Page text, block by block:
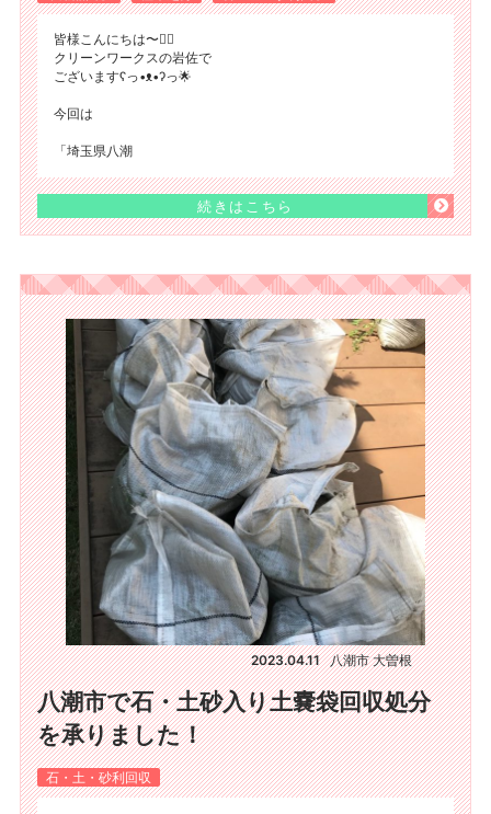
皆様こんにちは〜🙂‍↕️
クリーンワークスの岩佐で
ございますʕ⁠っ⁠•⁠ᴥ⁠•⁠ʔ⁠っ🌟
今回は
「埼玉県八潮
続きはこちら
2023.04.11 八潮市 大曽根
八潮市で石・土砂入り土嚢袋回収処分
を承りました！
石・土・砂利回収